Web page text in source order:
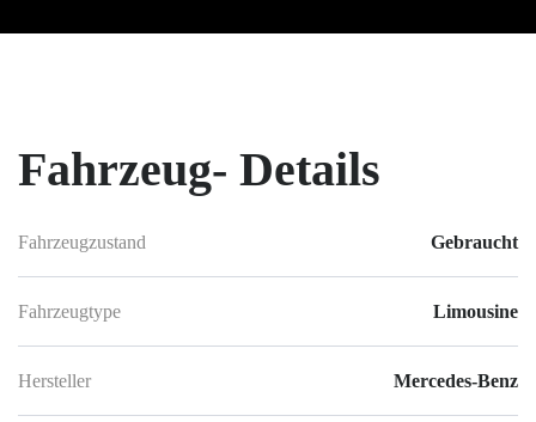
Fahrzeug- Details
Fahrzeugzustand Gebraucht
Fahrzeugtype Limousine
Hersteller Mercedes-Benz